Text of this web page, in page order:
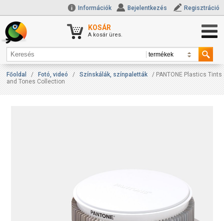
Információk Bejelentkezés Regisztráció
KOSÁR
A kosár üres.
Főoldal / Fotó, videó / Színskálák, színpaletták
/ PANTONE Plastics Tints
and Tones Collection